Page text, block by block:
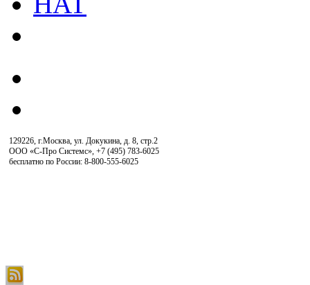
129226, г.Москва, ул. Докукина, д. 8, стр.2
ООО «С-Про Системс» +7 (495) 783-6025
бесплатно по России: 8-800-555-6025